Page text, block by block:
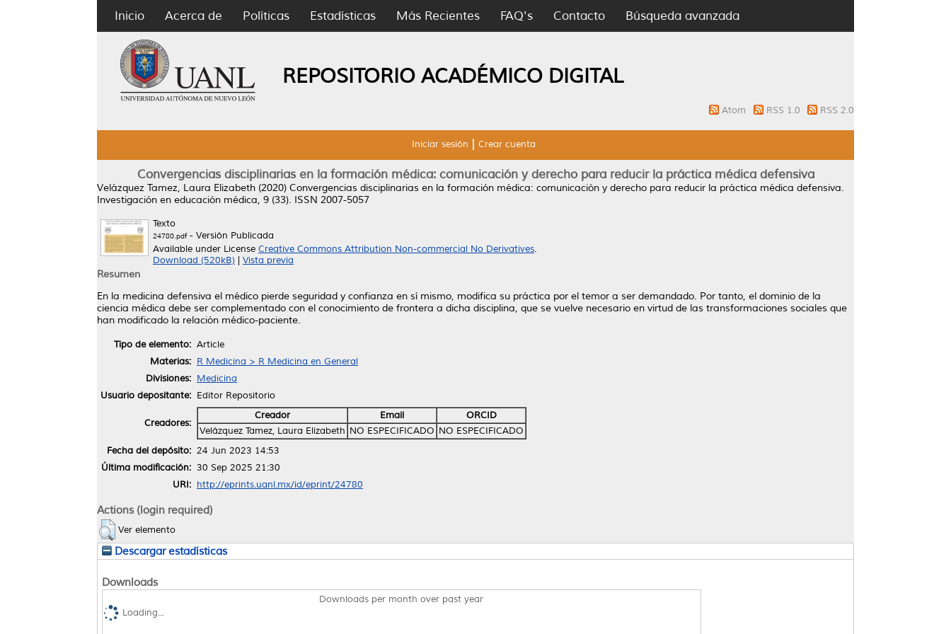
Inicio Acerca de Políticas Estadísticas Más Recientes FAQ's Contacto Búsqueda avanzada
REPOSITORIO ACADÉMICO DIGITAL
Atom RSS 1.0 RSS 2.0
Iniciar sesión Crear cuenta
Convergencias disciplinarias en la formación médica: comunicación y derecho para reducir la práctica médica defensiva
Velázquez Tamez, Laura Elizabeth (2020) Convergencias disciplinarias en la formación médica: comunicación y derecho para reducir la práctica médica defensiva.
Investigación en educación médica, 9 (33). ISSN 2007-5057
Texto
24780.pdf- Versión Publicada
Available under License Creative Commons Attribution Non-commercial No Derivatives.
Download (520kB)
Vista previa
Resumen
En la medicina defensiva el médico pierde seguridad y confianza en sí mismo, modifica su práctica por el temor a ser demandado. Por tanto, el dominio de la
ciencia médica debe ser complementado con el conocimiento de frontera a dicha disciplina, que se vuelve necesario en virtud de las transformaciones sociales que
han modificado la relación médico-paciente.
Tipo de elemento: Article
Materias: R Medicina > R Medicina en General
Divisiones: Medicina
Usuario depositante: Editor Repositorio
Creadores:
Creador Email
ORCID
Velázquez Tamez, Laura Elizabeth NO ESPECIFICADO NO ESPECIFICADO
Fecha del depósito: 24 Jun 2023 14:53
Última modificación: 30 Sep 2025 21:30
URI: http://eprints.uanl.mx/id/eprint/24780
Actions (login required)
Ver elemento
Descargar estadísticas
Downloads
Downloads per month over past year
Loading...